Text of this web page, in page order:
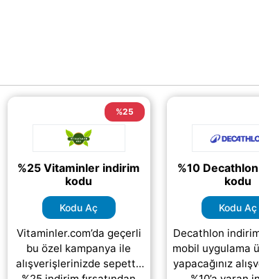
%25
%25 Vitaminler indirim
kodu
Kodu Aç
Vitaminler.com’da geçerli
bu özel kampanya ile
alışverişlerinizde sepette
%10
kodu
Kodu Aç
Decathlon
mobil uygulama
yapacağınız